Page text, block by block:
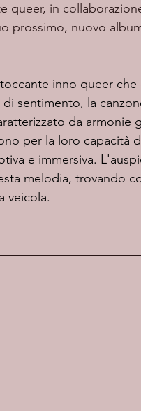
queer, in
prossimo, nuovo
inno queer che
sentimento, la
da armonie
per la loro capacità
e immersiva.
melodia, trovando
veicola.